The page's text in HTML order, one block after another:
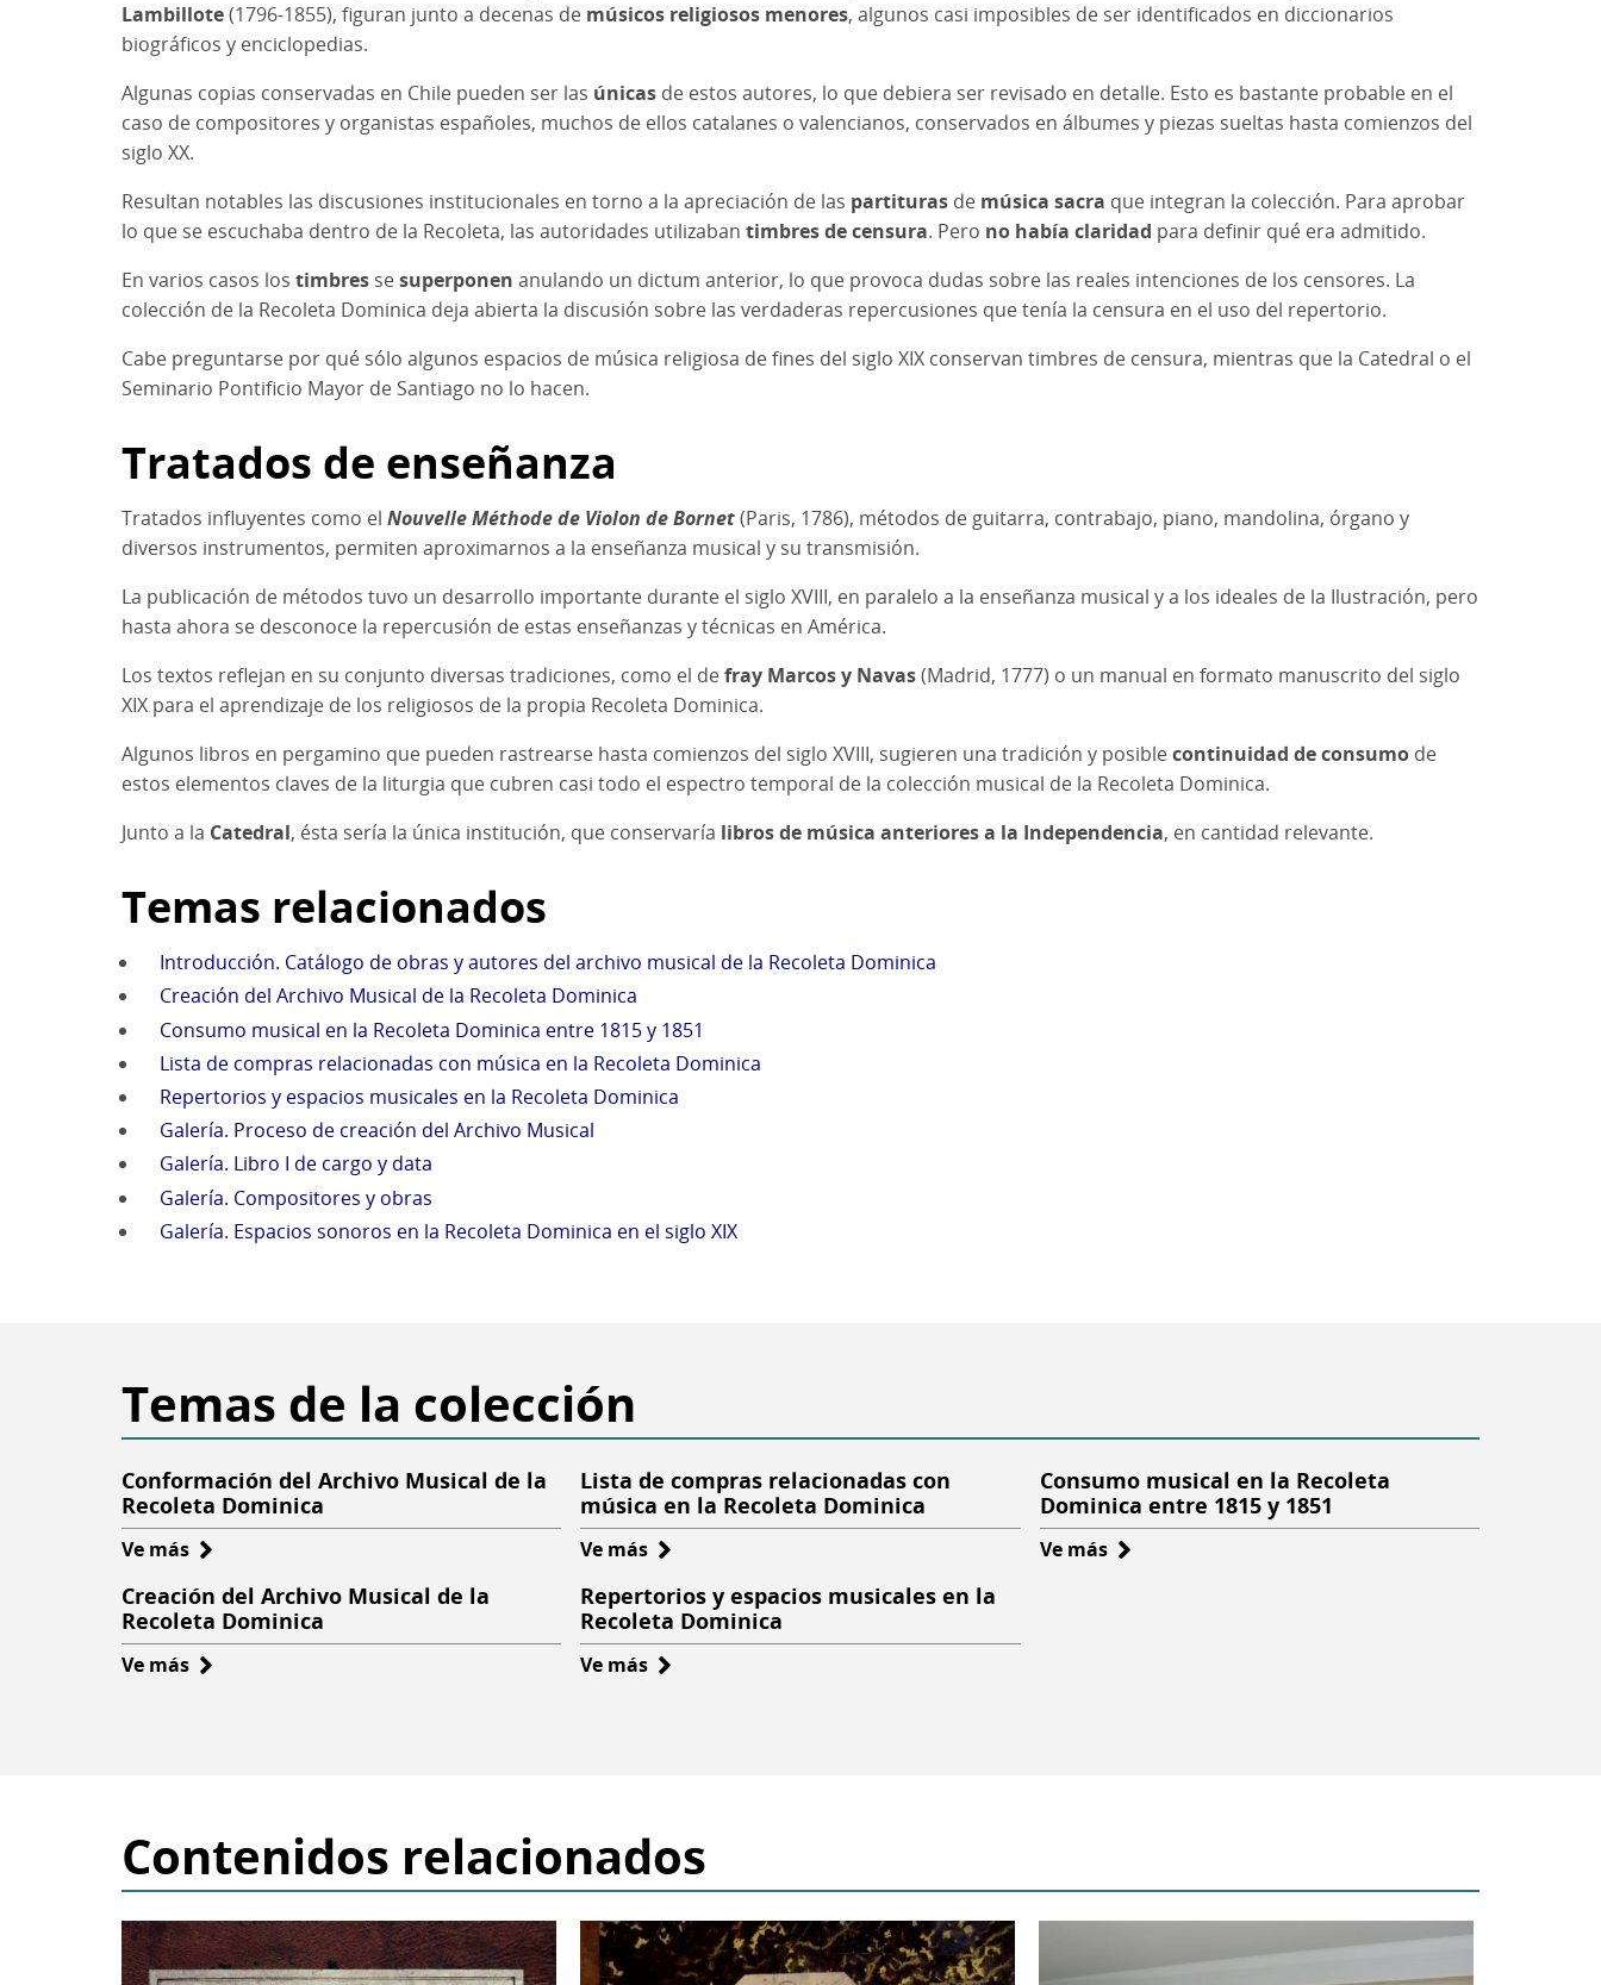
Lambillote(1796-1855), figuran junto a decenas de músicos religiosos menores, algunos casi imposibles de ser identificados en diccionarios
biográficos y enciclopedias.
Algunas copias conservadas en Chile pueden ser las únicas de estos autores, lo que debiera ser revisado en detalle. Esto es bastante probable en el
caso de compositores y organistas españoles, muchos de ellos catalanes o valencianos, conservados en álbumes y piezas sueltas hasta comienzos del
siglo XX.
Resultan notables las discusiones institucionales en torno a la apreciación de las partituras de música sacra que integran la colección. Para aprobar
lo que se escuchaba dentro de la Recoleta, las autoridades utilizaban timbres decensura. Pero no había claridad para definir qué era admitido.
En varios casos los timbres sesuperponen anulando un dictum anterior, lo que provoca dudas sobre las reales intenciones de los censores. La
colección de la Recoleta Dominica deja abierta la discusión sobre las verdaderas repercusiones que tenía la censura en el uso del repertorio.
Cabe preguntarse por qué sólo algunos espacios de música religiosa de fines del siglo XIX conservan timbres de censura, mientras que la Catedral o el
Seminario Pontificio Mayor de Santiago no lo hacen.
Tratados de enseñanza
Tratados influyentes como el Nouvelle Méthode de Violon de Bornet(Paris, 1786), métodos de guitarra, contrabajo, piano, mandolina, órgano y
diversos instrumentos, permiten aproximarnos a la enseñanza musical y su transmisión.
La publicación de métodos tuvo un desarrollo importante durante el siglo XVIII, en paralelo a la enseñanza musical y a los ideales de la Ilustración, pero
hasta ahora se desconoce la repercusión de estas enseñanzas y técnicas en América.
Los textos reflejan en su conjunto diversas tradiciones, como el defray Marcos y Navas(Madrid, 1777) o un manual en formato manuscrito del siglo
XIX para el aprendizaje de los religiosos de la propia Recoleta Dominica.
Algunos libros en pergamino que pueden rastrearse hasta comienzos del siglo XVIII, sugieren una tradición y posiblecontinuidad de consumo de
estos elementos claves de la liturgia que cubren casi todo el espectro temporal de la colección musical de la Recoleta Dominica.
Junto a la Catedral, ésta sería la única institución, que conservaría libros de música anteriores a la Independencia, en cantidad relevante.
Temas relacionados
Introducción. Catálogo de obras y autores del archivo musical de la Recoleta Dominica
Creación del Archivo Musical de la Recoleta Dominica
Consumo musical en la Recoleta Dominica entre 1815 y 1851
Lista de compras relacionadas con música en la Recoleta Dominica
Repertorios y espacios musicales en la Recoleta Dominica
Galería. Proceso de creación del Archivo Musical
Galería. Libro I de cargo y data
Galería. Compositores y obras
Galería. Espacios sonoros en la Recoleta Dominica en el siglo XIX
Temas de la colección
Conformación del Archivo Musical de la
Recoleta Dominica
Ve más sobre
del
Archivo
Musical
Lista de compras relacionadas con
música en la Recoleta Dominica
Ve más sobre
de
compras
relacionadas
Dominica
Consumo musical en la Recoleta
Dominica entre 1815 y 1851
Ve mássobre
Creación del Archivo Musical de la
Recoleta Dominica
Ve más sobre
la
Recoleta
Repertorios y espacios musicales en la
Recoleta Dominica
Ve más sobre
la
Recoleta
Contenidos relacionados